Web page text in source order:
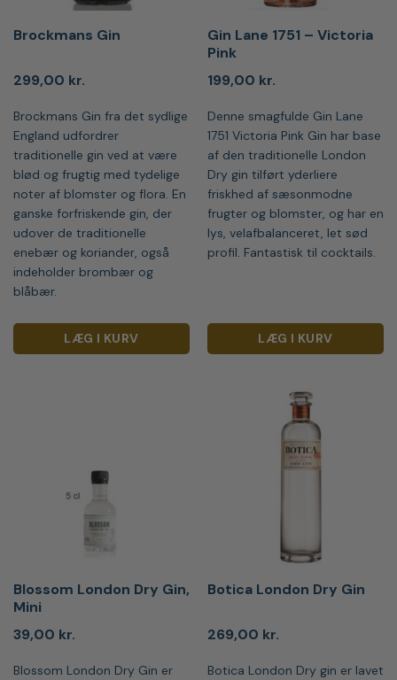
Brockmans Gin
299,00 kr.
Brockmans Gin fra det sydlige
England udfordrer
traditionelle gin ved at være
blød og frugtig med tydelige
noter af blomster og flora. En
ganske forfriskende gin, der
udover de traditionelle
enebær og koriander, også
indeholder brombær og
blåbær.
LÆG I KURV
Gin Lane 1751 – Victoria
Pink
199,00 kr.
Denne smagfulde Gin Lane
1751 Victoria Pink Gin har base
af den traditionelle London
Dry gin tilført yderliere
friskhed af sæsonmodne
frugter og blomster, og har en
lys, velafbalanceret, let sød
profil. Fantastisk til cocktails.
LÆG I KURV
Blossom London Dry Gin,
Mini
39,00 kr.
Blossom London Dry Gin er
Botica London Dry Gin
269,00 kr.
Botica London Dry gin er lavet